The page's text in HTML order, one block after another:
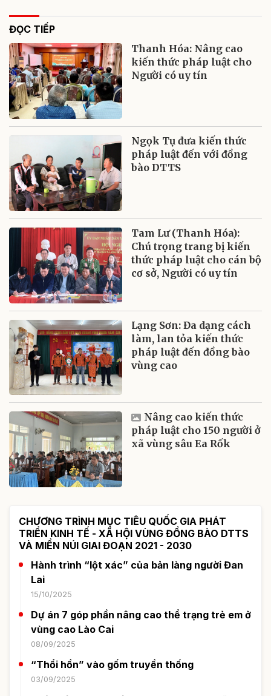
ĐỌC TIẾP
Thanh Hóa: Nâng cao
kiến thức pháp luật cho
Người có uy tín
Ngọk Tụ đưa kiến thức
pháp luật đến với đồng
bào DTTS
Tam Lư (Thanh Hóa):
Chú trọng trang bị kiến
thức pháp luật cho cán bộ
cơ sở, Người có uy tín
Lạng Sơn: Đa dạng cách
làm, lan tỏa kiến thức
pháp luật đến đồng bào
vùng cao
Nâng cao kiến thức
pháp luật cho 150 người ở
xã vùng sâu Ea Rốk
CHƯƠNG TRÌNH MỤC TIÊU QUỐC GIA PHÁT
TRIỂN KINH TẾ - XÃ HỘI VÙNG ĐỒNG BÀO DTTS
VÀ MIỀN NÚI GIAI ĐOẠN 2021 - 2030
Hành trình “lột xác” của bản làng người Đan
Lai
15/10/2025
Dự án 7 góp phần nâng cao thể trạng trẻ em ở
vùng cao Lào Cai
08/09/2025
“Thổi hồn” vào gốm truyền thống
03/09/2025